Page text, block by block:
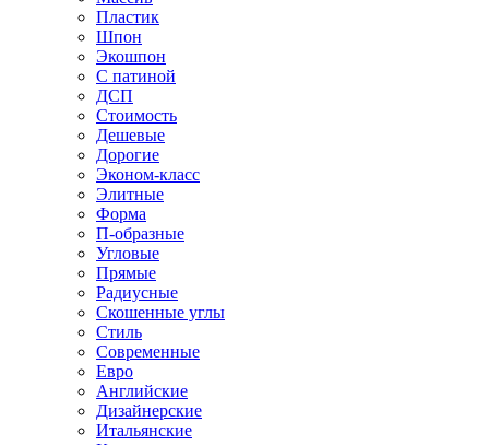
Пластик
Шпон
Экошпон
С патиной
ДСП
Стоимость
Дешевые
Дорогие
Эконом-класс
Элитные
Форма
П-образные
Угловые
Прямые
Радиусные
Скошенные углы
Стиль
Современные
Евро
Английские
Дизайнерские
Итальянские